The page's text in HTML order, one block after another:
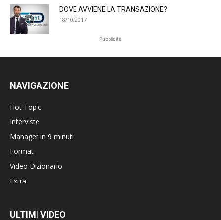
DOVE AVVIENE LA TRANSAZIONE?
18/10/2017
Pubblicità
NAVIGAZIONE
Hot Topic
Interviste
Manager in 9 minuti
Format
Video Dizionario
Extra
ULTIMI VIDEO